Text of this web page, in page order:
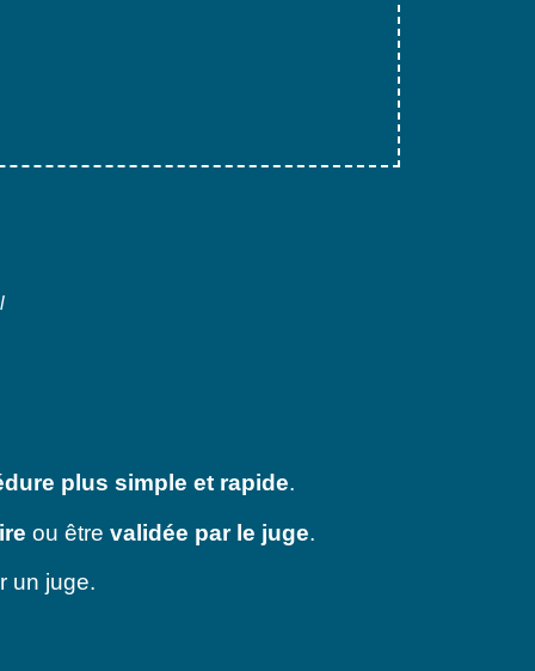
plus simple et rapide.
ou être validée par le juge.
un juge.